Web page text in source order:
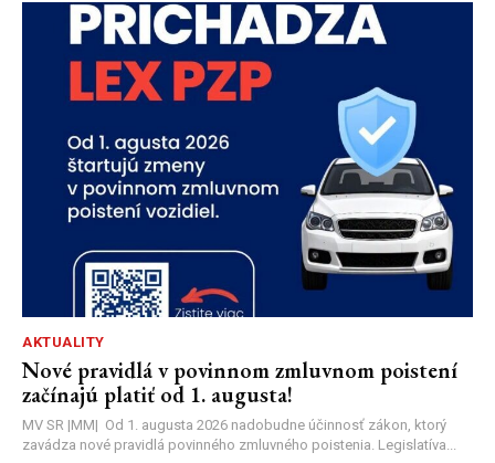
AKTUALITY
Nové pravidlá v povinnom zmluvnom poistení
začínajú platiť od 1. augusta!
MV SR |MM| Od 1. augusta 2026 nadobudne účinnosť zákon, ktorý
zavádza nové pravidlá povinného zmluvného poistenia. Legislatíva...